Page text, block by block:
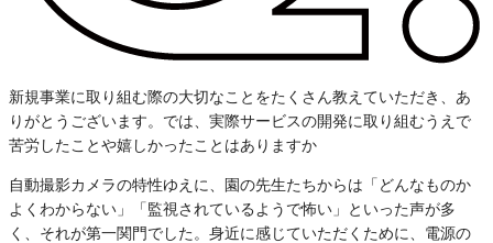
新規事業に取り組む際の大切なことをたくさん教えていただき、あ
りがとうございます。では、実際サービスの開発に取り組むうえで
苦労したことや嬉しかったことはありますか
自動撮影カメラの特性ゆえに、園の先生たちからは「どんなものか
よくわからない」「監視されているようで怖い」といった声が多
く、それが第一関門でした。身近に感じていただくために、電源の